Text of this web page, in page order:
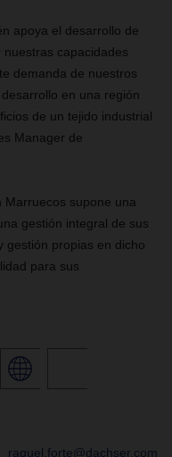
apoya el desarrollo de
capacidades
demanda de nuestros
en una región
de un tejido industrial
Manager de
Marruecos supone una
gestión integral de sus
gestión propias en dicho
para sus
raquel.forte@dachser.com